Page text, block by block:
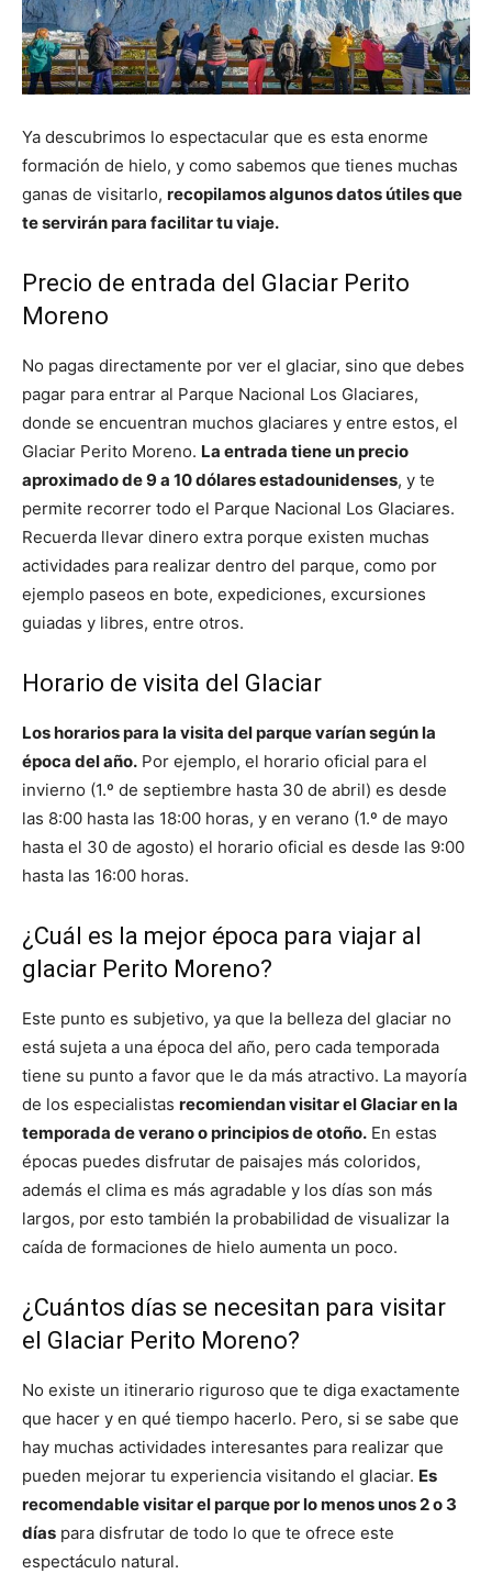
Ya descubrimos lo espectacular que es esta enorme
formación de hielo, y como sabemos que tienes muchas
ganas de visitarlo, recopilamos algunos datos útiles que
te servirán para facilitar tu viaje.
Precio de entrada del Glaciar Perito
Moreno
No pagas directamente por ver el glaciar, sino que debes
pagar para entrar al Parque Nacional Los Glaciares,
donde se encuentran muchos glaciares y entre estos, el
Glaciar Perito Moreno. La entrada tiene un precio
aproximado de 9 a 10 dólares estadounidenses, y te
permite recorrer todo el Parque Nacional Los Glaciares.
Recuerda llevar dinero extra porque existen muchas
actividades para realizar dentro del parque, como por
ejemplo paseos en bote, expediciones, excursiones
guiadas y libres, entre otros.
Horario de visita del Glaciar
Los horarios para la visita del parque varían según la
época del año. Por ejemplo, el horario oficial para el
invierno (1.º de septiembre hasta 30 de abril) es desde
las 8:00 hasta las 18:00 horas, y en verano (1.º de mayo
hasta el 30 de agosto) el horario oficial es desde las 9:00
hasta las 16:00 horas.
¿Cuál es la mejor época para viajar al
glaciar Perito Moreno?
Este punto es subjetivo, ya que la belleza del glaciar no
está sujeta a una época del año, pero cada temporada
tiene su punto a favor que le da más atractivo. La mayoría
de los especialistas recomiendan visitar el Glaciar en la
temporada de verano o principios de otoño. En estas
épocas puedes disfrutar de paisajes más coloridos,
además el clima es más agradable y los días son más
largos, por esto también la probabilidad de visualizar la
caída de formaciones de hielo aumenta un poco.
¿Cuántos días se necesitan para visitar
el Glaciar Perito Moreno?
No existe un itinerario riguroso que te diga exactamente
que hacer y en qué tiempo hacerlo. Pero, si se sabe que
hay muchas actividades interesantes para realizar que
pueden mejorar tu experiencia visitando el glaciar. Es
recomendable visitar el parque por lo menos unos 2 o 3
días para disfrutar de todo lo que te ofrece este
espectáculo natural.